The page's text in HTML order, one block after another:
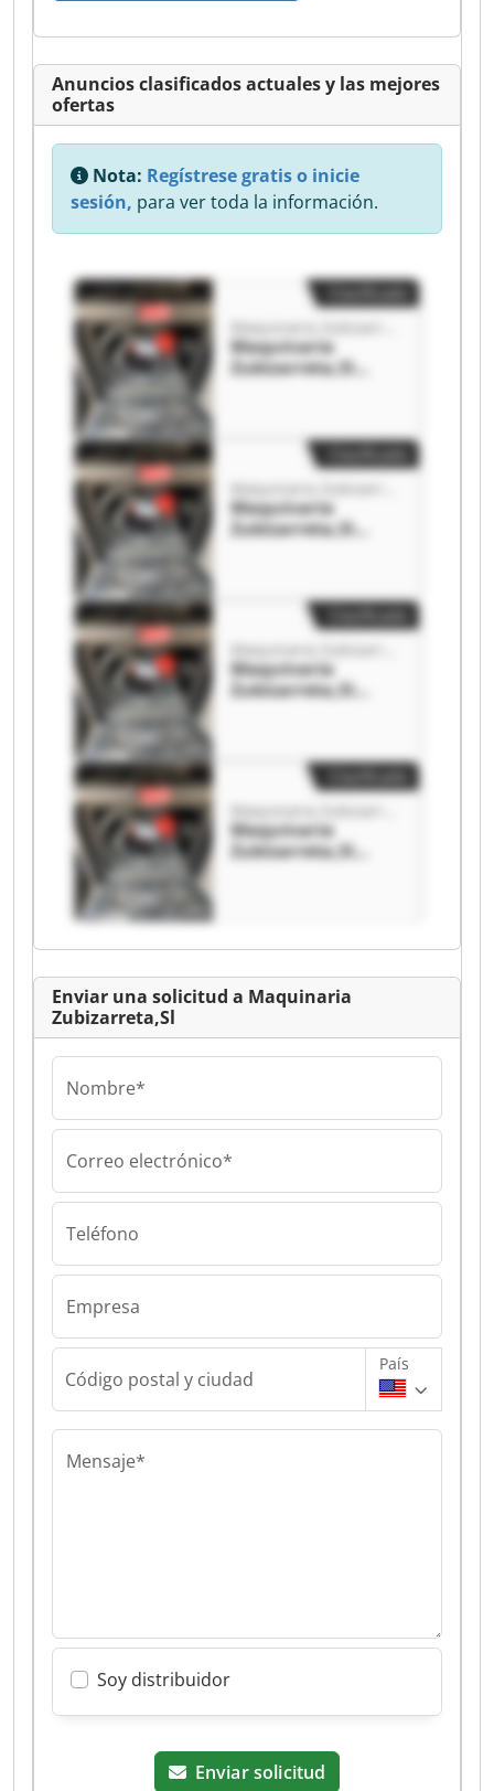
Anuncios clasificados actuales y las mejores
ofertas
Nota: Regístrese gratis o inicie
sesión, para ver toda la información.
Maquinaria
Zubizarreta,Sl
Maquinaria
Zubizarreta,Sl
Maquinaria
Zubizarreta,Sl
Maquinaria
Zubizarreta,Sl
Enviar una solicitud a Maquinaria
Zubizarreta,Sl
Nombre*
Correo electrónico*
Teléfono
Empresa
Código postal y ciudad
País
Mensaje*
Soy distribuidor
Enviar solicitud